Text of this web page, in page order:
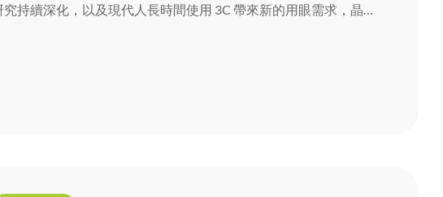
持續深化，以及現代人長時間使用 3C 帶來新的用眼需求，晶亮